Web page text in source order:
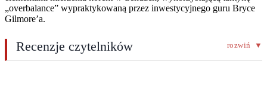
„overbalance” wypraktykowaną przez inwestycyjnego guru Bryce
Gilmore’a.
Recenzje czytelników rozwiń ▼